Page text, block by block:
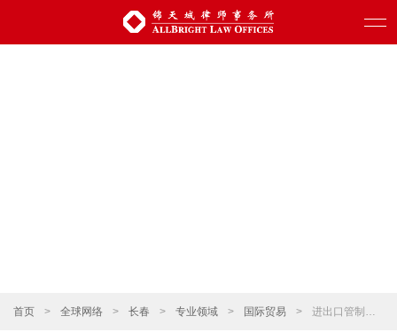
首页 > 全球网络 > 长春 > 专业领域 > 国际贸易 > 进出口管制和贸易制裁